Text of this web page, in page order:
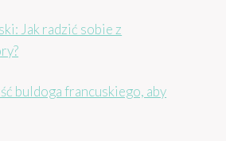
Jak radzić sobie z
buldoga francuskiego, aby